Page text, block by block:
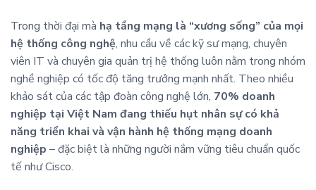
Trong thời đại mà hạ tầng mạng là “xương sống” của mọi
hệ thống công nghệ, nhu cầu về các kỹ sư mạng, chuyên
viên IT và chuyên gia quản trị hệ thống luôn nằm trong nhóm
nghề nghiệp có tốc độ tăng trưởng mạnh nhất. Theo nhiều
khảo sát của các tập đoàn công nghệ lớn, 70% doanh
nghiệp tại Việt Nam đang thiếu hụt nhân sự có khả
năng triển khai và vận hành hệ thống mạng doanh
nghiệp – đặc biệt là những người nắm vững tiêu chuẩn quốc
tế như Cisco.